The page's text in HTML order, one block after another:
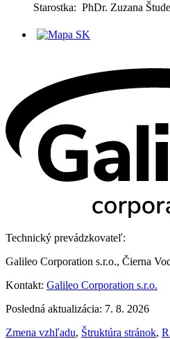
Starostka: PhDr. Zuzana
Technický prevádzkovateľ:
Galileo Corporation s.r.o., Čierna
Kontakt: Galileo Corporation s.r.o.
Posledná aktualizácia: 7. 8. 2026
Zmena vzhľadu, Štruktúra stránok,